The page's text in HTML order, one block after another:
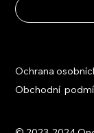
Ochrana
Obchodní